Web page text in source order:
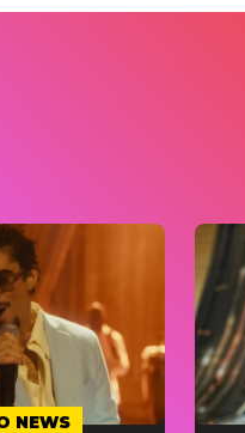
NEWS